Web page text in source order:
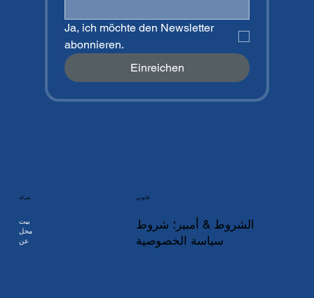
Ja, ich möchte den Newsletter
abonnieren.
Einreichen
شركة
بيت
محل
عن
قانوني
الشروط & أمبير؛ شروط
سياسة الخصوصية